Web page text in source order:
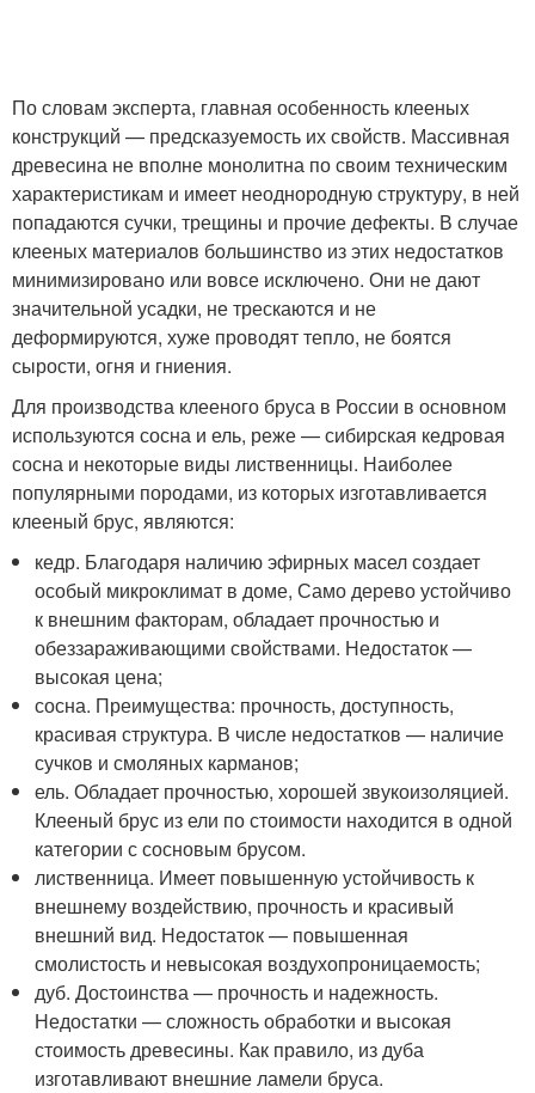
По словам эксперта, главная особенность клееных
конструкций — предсказуемость их свойств. Массивная
древесина не вполне монолитна по своим техническим
характеристикам и имеет неоднородную структуру, в ней
попадаются сучки, трещины и прочие дефекты. В случае
клееных материалов большинство из этих недостатков
минимизировано или вовсе исключено. Они не дают
значительной усадки, не трескаются и не
деформируются, хуже проводят тепло, не боятся
сырости, огня и гниения.
Для производства клееного бруса в России в основном
используются сосна и ель, реже — сибирская кедровая
сосна и некоторые виды лиственницы. Наиболее
популярными породами, из которых изготавливается
клееный брус, являются:
кедр. Благодаря наличию эфирных масел создает
особый микроклимат в доме, Само дерево устойчиво
к внешним факторам, обладает прочностью и
обеззараживающими свойствами. Недостаток —
высокая цена;
сосна. Преимущества: прочность, доступность,
красивая структура. В числе недостатков — наличие
сучков и смоляных карманов;
ель. Обладает прочностью, хорошей звукоизоляцией.
Клееный брус из ели по стоимости находится в одной
категории с сосновым брусом.
лиственница. Имеет повышенную устойчивость к
внешнему воздействию, прочность и красивый
внешний вид. Недостаток — повышенная
смолистость и невысокая воздухопроницаемость;
дуб. Достоинства — прочность и надежность.
Недостатки — сложность обработки и высокая
стоимость древесины. Как правило, из дуба
изготавливают внешние ламели бруса.